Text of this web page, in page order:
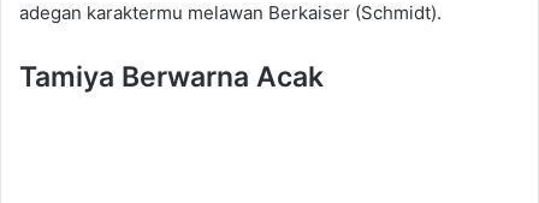
adegan karaktermu melawan Berkaiser (Schmidt).
Tamiya Berwarna Acak